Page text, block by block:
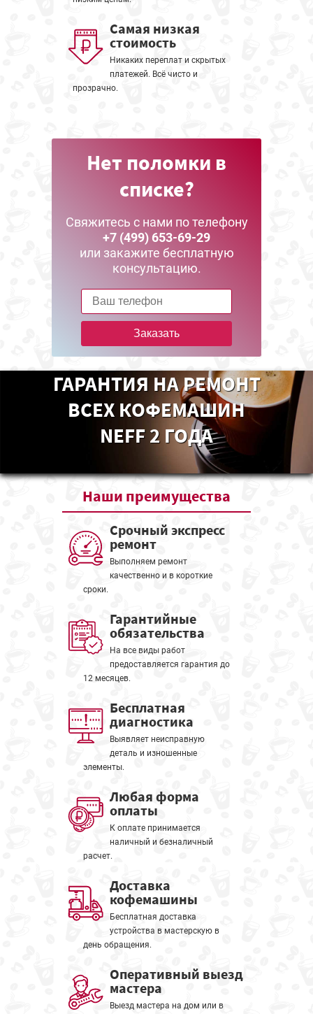
Самая низкая
стоимость
Никаких переплат и скрытых
платежей. Всё чисто и
прозрачно.
Нет поломки в
списке?
Свяжитесь с нами по телефону
+7 (499) 653-69-29
или закажите бесплатную
консультацию.
Заказать
ГАРАНТИЯ НА РЕМОНТ
ВСЕХ КОФЕМАШИН
NEFF 2 ГОДА
Наши преимущества
Срочный экспресс
ремонт
Выполняем ремонт
качественно и в короткие
сроки.
Гарантийные
обязательства
На все виды работ
предоставляется гарантия до
12 месяцев.
Бесплатная
диагностика
Выявляет неисправную
деталь и изношенные
элементы.
Любая форма
оплаты
К оплате принимается
наличный и безналичный
расчет.
Доставка
кофемашины
Бесплатная доставка
устройства в мастерскую в
день обращения.
Оперативный выезд
мастера
Выезд мастера на дом или в